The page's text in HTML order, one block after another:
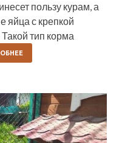
пользу курам, а
яйца с крепкой
тип корма